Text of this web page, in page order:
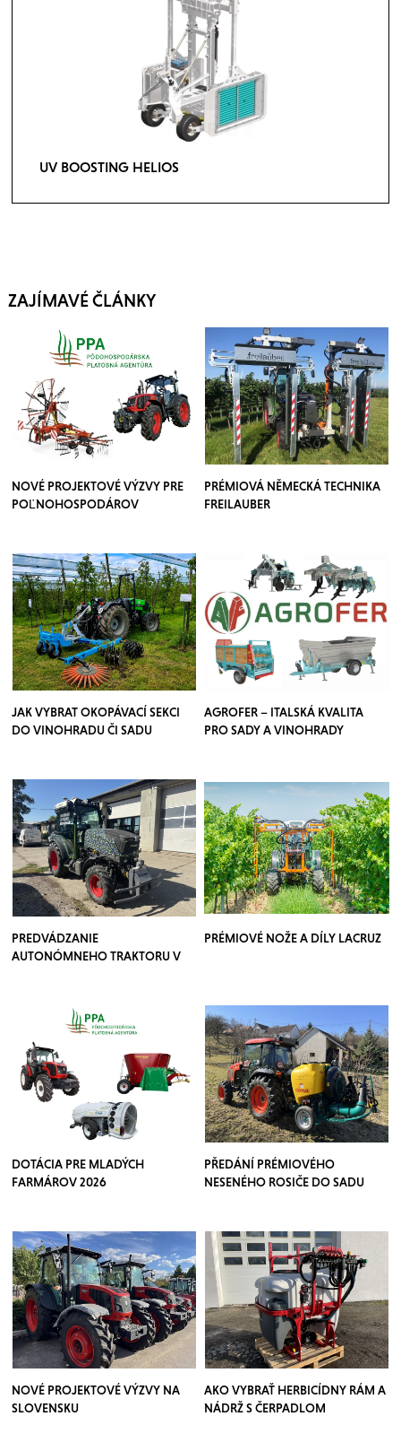
UV BOOSTING HELIOS
ZAJÍMAVÉ ČLÁNKY
NOVÉ PROJEKTOVÉ VÝZVY PRE
POĽNOHOSPODÁROV
PRÉMIOVÁ NĚMECKÁ TECHNIKA
FREILAUBER
JAK VYBRAT OKOPÁVACÍ SEKCI
DO VINOHRADU ČI SADU
AGROFER – ITALSKÁ KVALITA
PRO SADY A VINOHRADY
PREDVÁDZANIE
AUTONÓMNEHO TRAKTORU V
PRÉMIOVÉ NOŽE A DÍLY LACRUZ
DOTÁCIA PRE MLADÝCH
FARMÁROV 2026
PŘEDÁNÍ PRÉMIOVÉHO
NESENÉHO ROSIČE DO SADU
NOVÉ PROJEKTOVÉ VÝZVY NA
SLOVENSKU
AKO VYBRAŤ HERBICÍDNY RÁM A
NÁDRŽ S ČERPADLOM